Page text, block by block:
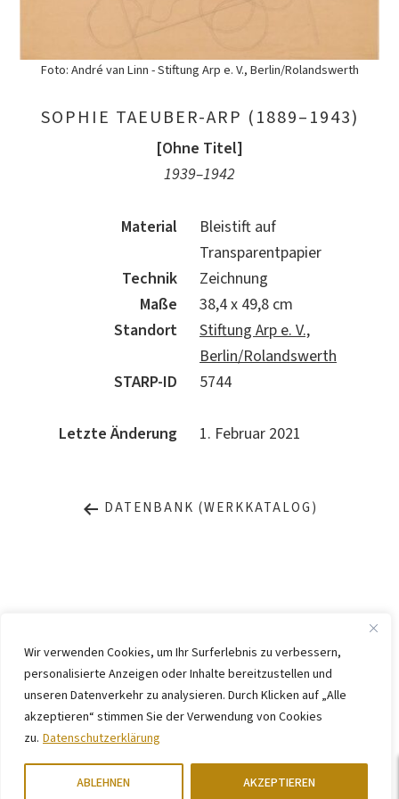
Wir verwenden Cookies, um Ihr Surferlebnis zu verbessern,
personalisierte Anzeigen oder Inhalte bereitzustellen und
unseren Datenverkehr zu analysieren. Durch Klicken auf „Alle
akzeptieren“ stimmen Sie der Verwendung von Cookies
zu. Datenschutzerklärung
ABLEHNEN AKZEPTIEREN
Foto: André van Linn - Stiftung Arp e. V., Berlin/Rolandswerth
SOPHIE TAEUBER-ARP (1889–1943)
[Ohne Titel]
1939–1942
Material
Bleistift auf
Transparentpapier
Technik
Zeichnung
Maße
38,4 x 49,8 cm
Standort
Stiftung Arp e. V.,
Berlin/Rolandswerth
STARP-ID
5744
Letzte Änderung 1. Februar 2021
DATENBANK (WERKKATALOG)
IMPRESSUM
DATENSCHUTZ
KONTAKT
WEBSITE BYKINGMAICO
Berlin/Rolandswerth und Gerhard-Marcks-